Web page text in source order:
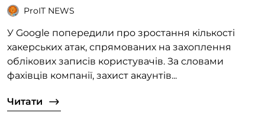
ProIT NEWS
У Google попередили про зростання кількості
хакерських атак, спрямованих на захоплення
облікових записів користувачів. За словами
фахівців компанії, захист акаунтів...
Читати